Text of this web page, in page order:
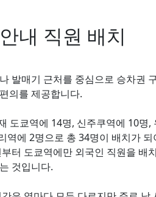
내 직원 배치
발매기 근처를 중심으로 승차권
의를 제공합니다.
도쿄역에 14명, 신주쿠역에 10명
역에 2명으로 총 34명이 배치가
터 도쿄역에만 외국인 직원을 배
것입니다.